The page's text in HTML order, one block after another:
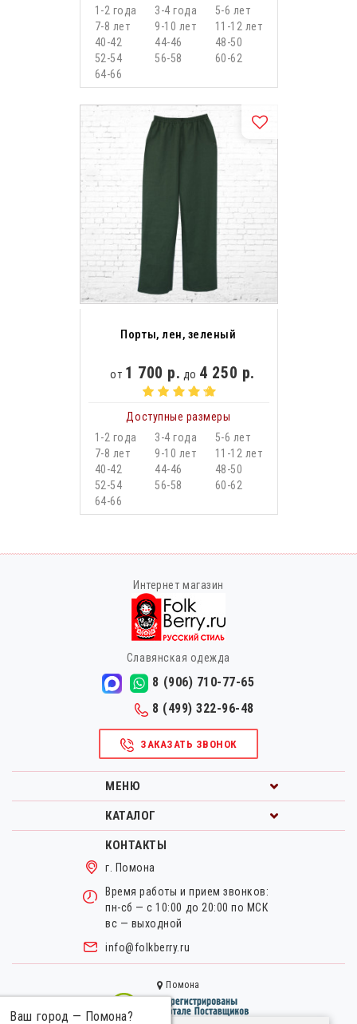
1-2 года
3-4 года
5-6 лет
7-8 лет
9-10 лет
11-12 лет
40-42
44-46
48-50
52-54
56-58
60-62
64-66
Порты, лен, зеленый
от 1 700 р. до 4 250 р.
Доступные размеры
1-2 года
3-4 года
5-6 лет
7-8 лет
9-10 лет
11-12 лет
40-42
44-46
48-50
52-54
56-58
60-62
64-66
Интернет магазин
Славянская одежда
8 (906) 710-77-65
8 (499) 322-96-48
ЗАКАЗАТЬ ЗВОНОК
МЕНЮ
КАТАЛОГ
КОНТАКТЫ
г. Помона
Время работы и прием звонков:
пн-сб — с 10:00 до 20:00 по МСК
вс — выходной
info@folkberry.ru
Помона
Ваш город — Помона?